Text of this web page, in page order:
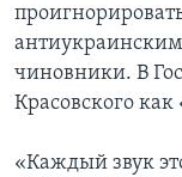
чиновники. В
Красовского как
«Каждый звук